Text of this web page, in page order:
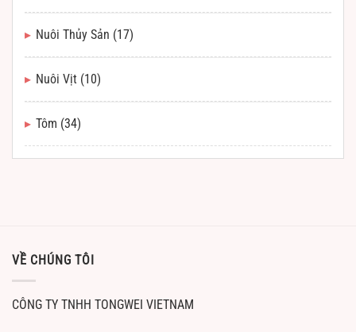
Nuôi Thủy Sản (17)
Nuôi Vịt (10)
Tôm (34)
VỀ CHÚNG TÔI
CÔNG TY TNHH TONGWEI VIETNAM